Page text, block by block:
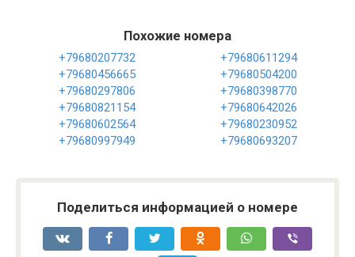
Похожие номера
+79680207732
+79680611294
+79680456665
+79680504200
+79680297806
+79680398770
+79680821154
+79680642026
+79680602564
+79680230952
+79680997949
+79680693207
Поделиться информацией о номере